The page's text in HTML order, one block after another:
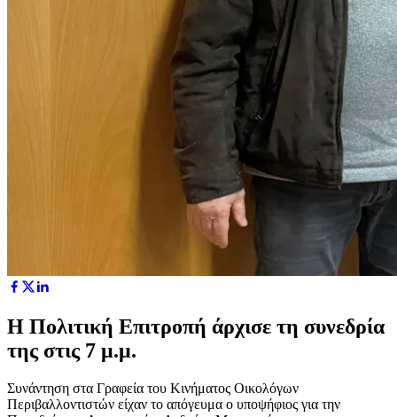
Η Πολιτική Επιτροπή άρχισε τη συνεδρία
της στις 7 μ.μ.
Συνάντηση στα Γραφεία του Κινήματος Οικολόγων
Περιβαλλοντιστών είχαν το απόγευμα ο υποψήφιος για την